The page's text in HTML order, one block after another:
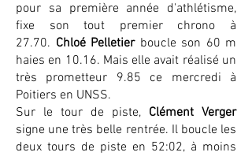
pour sa première année d'athlétisme,
fixe son tout premier chrono à
27.70. Chloé Pelletierboucle son 60 m
haies en 10.16. Mais elle avait réalisé un
très prometteur 9.85 ce mercredi à
Poitiers en UNSS.
Sur le tour de piste, Clément Verger
signe une très belle rentrée. Il boucle les
deux tours de piste en 52:02, à moins